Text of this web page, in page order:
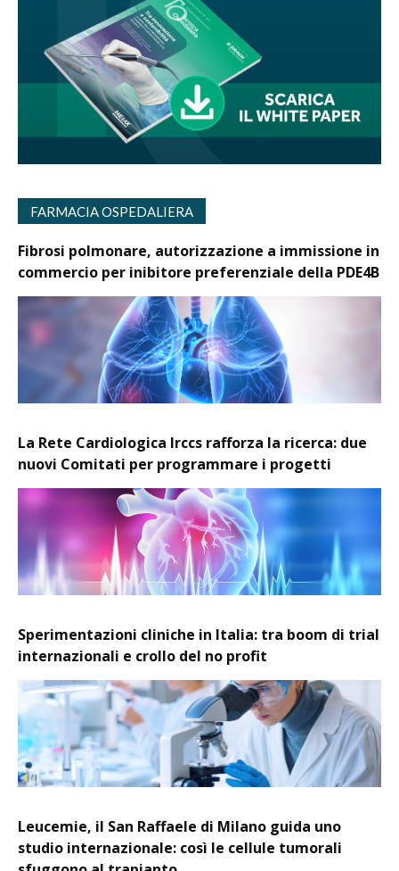
FARMACIA OSPEDALIERA
Fibrosi polmonare, autorizzazione a immissione in
commercio per inibitore preferenziale della PDE4B
La Rete Cardiologica Irccs rafforza la ricerca: due
nuovi Comitati per programmare i progetti
Sperimentazioni cliniche in Italia: tra boom di trial
internazionali e crollo del no profit
Leucemie, il San Raffaele di Milano guida uno
studio internazionale: così le cellule tumorali